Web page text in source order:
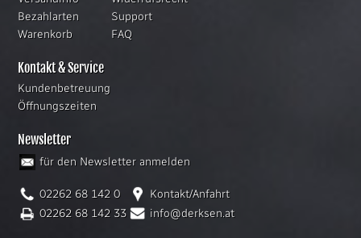
Bezahlarten
Warenkorb
Support
FAQ
Kontakt & Service
Kundenbetreuung
Öffnungszeiten
Newsletter
für den Newsletter anmelden
02262 68 142 0
Kontakt/Anfahrt
02262 68 142 33
info@derksen.at